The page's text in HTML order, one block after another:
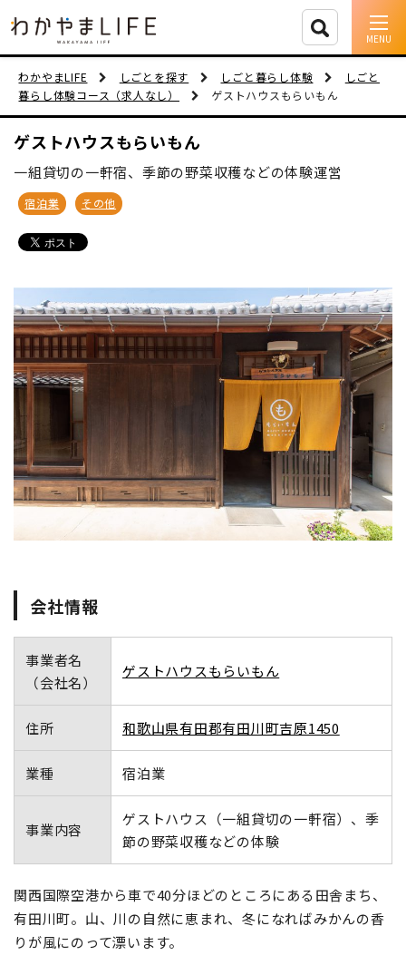
イベント情報
移住支援
人に会う
市町村を探す
移住者インタビュー
地域おこし協力隊
わかやまLIFE しごとを探す しごと暮らし体験
しごと
暮らし体験コース（求人なし）
ゲストハウスもらいもん
ゲストハウスもらいもん
一組貸切の一軒宿、季節の野菜収穫などの体験運営
宿泊業 その他
会社情報
事業者名
（会社名）
ゲストハウスもらいもん
住所 和歌山県有田郡有田川町吉原1450
業種 宿泊業
事業内容
ゲストハウス（一組貸切の一軒宿）、季
節の野菜収穫などの体験
関西国際空港から車で40分ほどのところにある田舎まち、
有田川町。山、川の自然に恵まれ、冬になればみかんの香
りが風にのって漂います。